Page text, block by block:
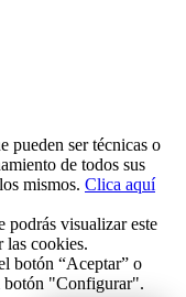
pueden ser técnicas o
de todos sus
mismos. Clica aquí
podrás visualizar este
las cookies.
botón “Aceptar” o
botón "Configurar".